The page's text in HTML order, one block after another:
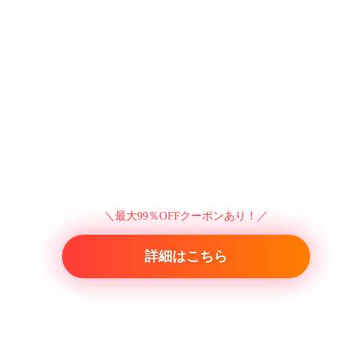
＼最大99％OFFクーポンあり！／
詳細はこちら